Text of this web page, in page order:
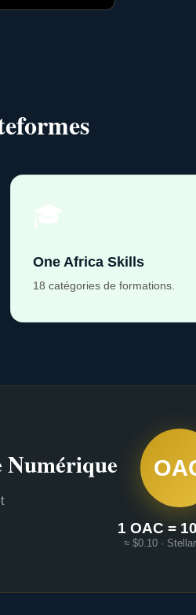
One Africa Skills
18 catégories de formations.
1 OAC =
≈ $0.10 ·